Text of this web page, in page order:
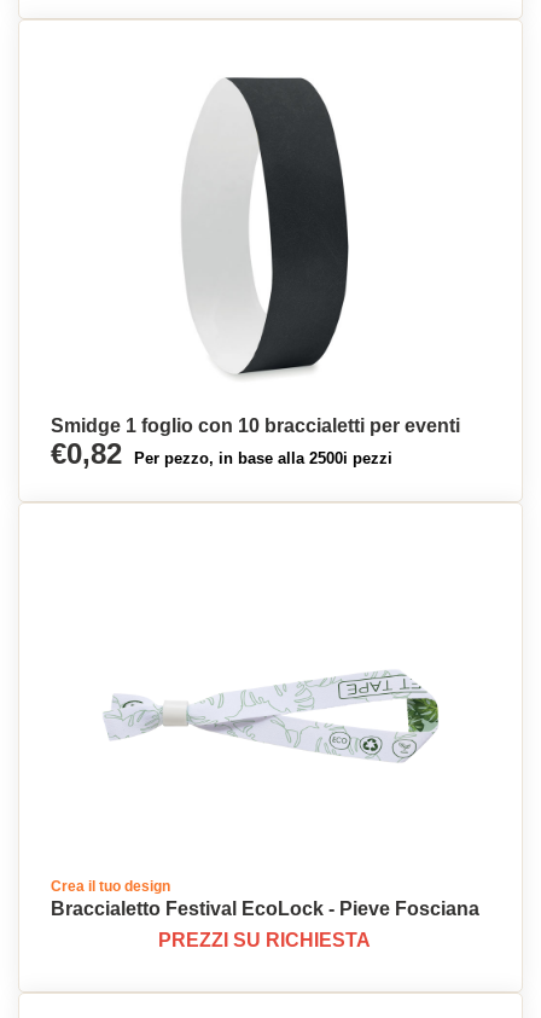
Smidge 1 foglio con 10 braccialetti per eventi
€0,82 Per pezzo, in base alla 2500i pezzi
Crea il tuo design
Braccialetto Festival EcoLock - Pieve Fosciana
PREZZI SU RICHIESTA